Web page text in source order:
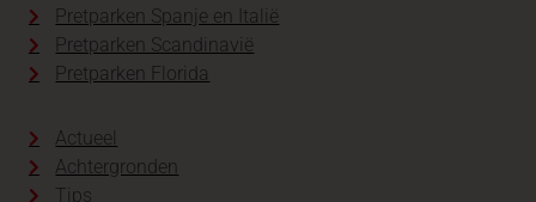
Pretparken Spanje en Italië
Pretparken Scandinavië
Pretparken Florida
Actueel
Achtergronden
Tips